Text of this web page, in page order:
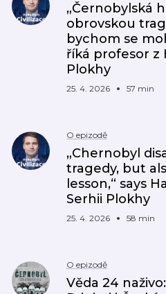
„Černobylská
obrovskou
bychom se
říká profesor z
Plokhy
25. 4. 2026 57 min
O epizodě
„Chernobyl
tragedy, but
lesson,“ says
Serhii Plokhy
25. 4. 2026 58 min
O epizodě
Věda 24